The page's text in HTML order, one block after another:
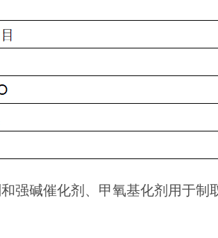
强碱催化剂、甲氧基化剂用于制